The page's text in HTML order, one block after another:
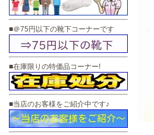
■＠75円以下の靴下コーナーです
■在庫限りの特価品コーナー!
■当店のお客様をご紹介中です♪